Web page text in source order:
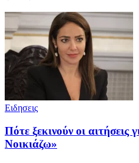
Ειδησεις
Πότε ξεκινούν οι αιτήσεις
Νοικιάζω»